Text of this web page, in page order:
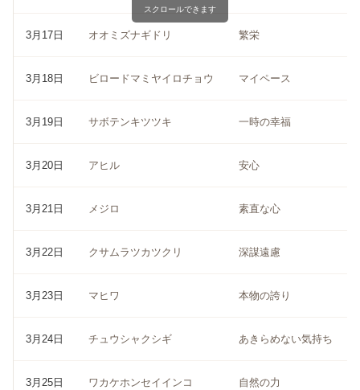
3月17日 オオミズナギドリ 繁栄
3月18日 ビロードマミヤイロチョウ マイペース
3月19日 サボテンキツツキ 一時の幸福
3月20日 アヒル 安心
3月21日 メジロ 素直な心
3月22日 クサムラツカツクリ 深謀遠慮
3月23日 マヒワ 本物の誇り
3月24日 チュウシャクシギ あきらめない気持ち
3月25日 ワカケホンセイインコ 自然の力
スクロールできます